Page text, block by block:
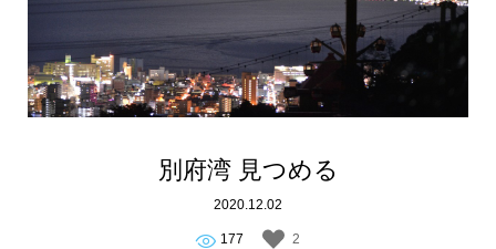
別府湾 見つめる
2020.12.02
177 2